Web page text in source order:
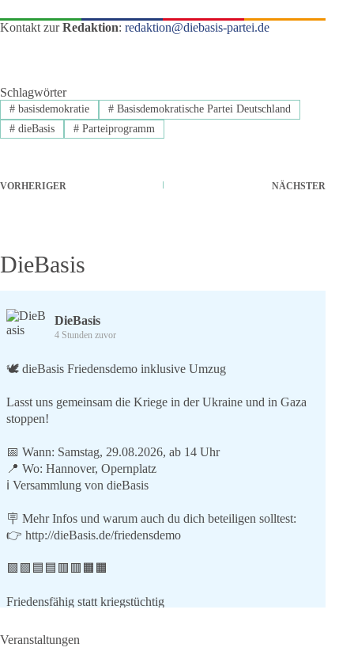
Kontakt zurRedaktion: redaktion@diebasis-partei.de
Schlagwörter
#basisdemokratie #Basisdemokratische Partei Deutschland
#dieBasis #Parteiprogramm
VORHERIGER NÄCHSTER
DieBasis
DieBasis
4 Stunden zuvor
🕊 dieBasis Friedensdemo inklusive Umzug
Lasst uns gemeinsam die Kriege in der Ukraine und in Gaza
stoppen!
📅 Wann: Samstag, 29.08.2026, ab 14 Uhr
📍 Wo: Hannover, Opernplatz
ℹ️ Versammlung von dieBasis
🪧 Mehr Infos und warum auch du dich beteiligen solltest:
👉 http://dieBasis.de/friedensdemo
🟩🟩🟦🟦🟥🟥🟧🟧
Friedensfähig statt kriegstüchtig
Wir stehen für
Veranstaltungen